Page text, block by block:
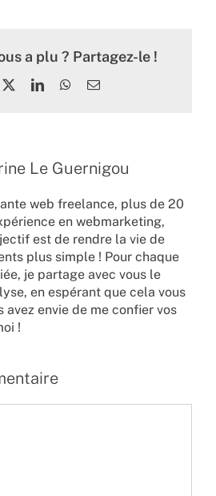
a plu ? Partagez-le !
LinkedInWhatsApp
Email
Le Guernigou
web freelance, plus de 20
en webmarketing,
est de rendre la vie de
plus simple ! Pour chaque
je partage avec vous le
en espérant que cela vous
avez envie de me confier vos
!